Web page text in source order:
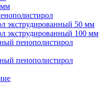
мм
экструдированный 50 мм
экструдированный 100 мм
пенополистирол
пенополистирол